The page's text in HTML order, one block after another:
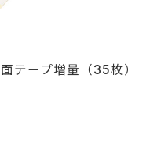
テープ増量（35枚）